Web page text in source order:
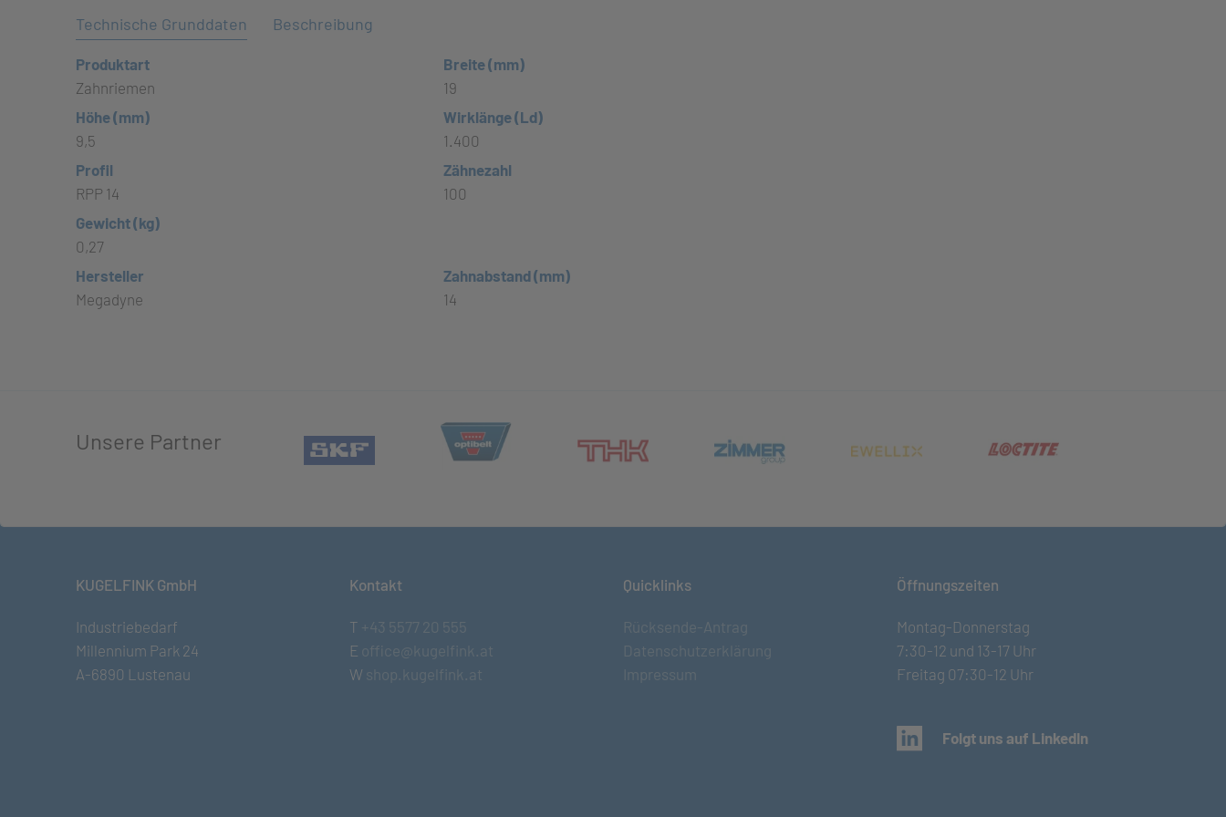
Technische Grunddaten Beschreibung
Produktart
Zahnriemen
Breite (mm)
19
Höhe (mm)
9,5
Wirklänge (Ld)
1.400
Profil
RPP 14
Zähnezahl
100
Gewicht (kg)
0,27
Hersteller
Megadyne
Zahnabstand (mm)
14
Unsere Partner (öffnet in neuem Tab)
(öffnet in neuem Tab)(öffnet in neuem Tab)(öffnet in neuem Tab)(öffnet in neuem Tab)
KUGELFINK GmbH
Industriebedarf
Millennium Park 24
A-6890 Lustenau
Kontakt
T +43 5577 20 555
E office@kugelfink.at
W shop.kugelfink.at
Quicklinks
Rücksende-Antrag
Datenschutzerklärung
Impressum
Öffnungszeiten
Montag-Donnerstag
7:30-12 und 13-17 Uhr
Freitag 07:30-12 Uhr
(öffnet in neuem Tab)
Folgt uns auf LinkedIn